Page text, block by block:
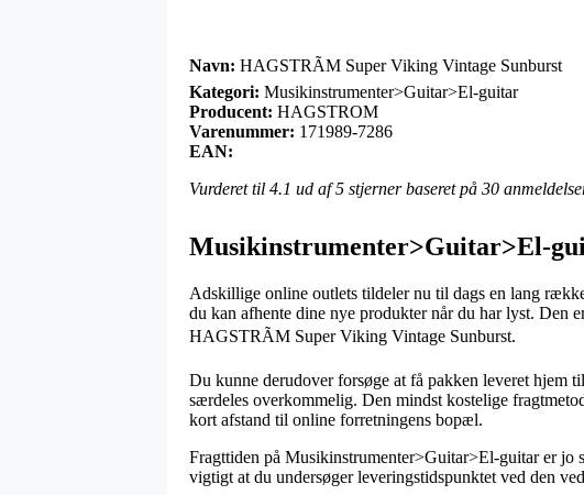
Navn: HAGSTRÃM Super Viking Vintage Sunburst
Kategori: Musikinstrumenter>Guitar>El-guitar
Producent: HAGSTROM
Varenummer: 171989-7286
EAN:
Vurderet til 4.1 ud af 5 stjerner baseret på 30
Musikinstrumenter>Guitar>El-
Adskillige online outlets tildeler nu til dags en lang
du kan afhente dine nye produkter når du har lyst. Den
HAGSTRÃM Super Viking Vintage Sunburst.
Du kunne derudover forsøge at få pakken leveret hjem
særdeles overkommelig. Den mindst kostelige
kort afstand til online forretningens bopæl.
Fragttiden på Musikinstrumenter>Guitar>El-guitar er jo
vigtigt at du undersøger leveringstidspunktet ved den